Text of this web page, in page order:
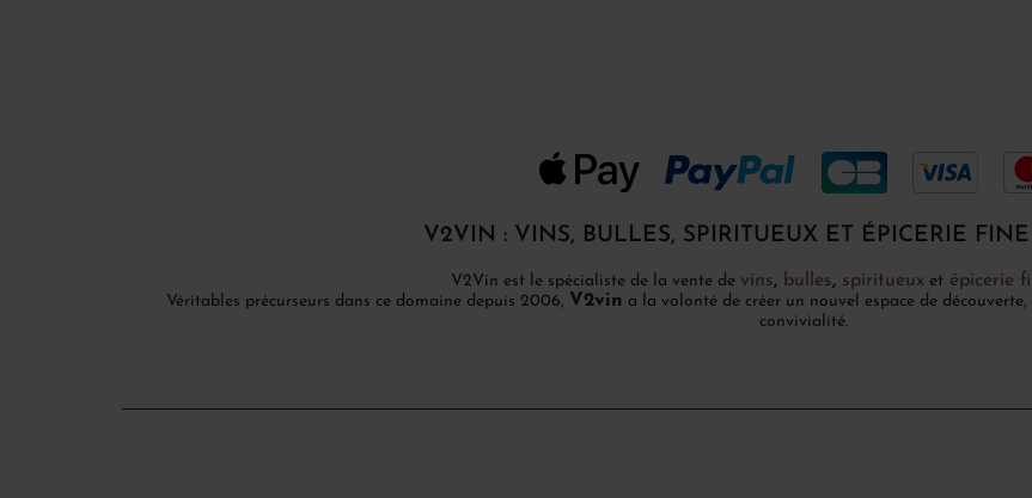
V2VIN : VINS, BULLES, SPIRITUEUX ET ÉPICERIE
V2Vin est le spécialiste de la vente de vins, bulles, spiritueuxet épicerie
Véritables précurseurs dans ce domaine depuis 2006, V2vin a la volonté de créer un nouvel espace de
convivialité.